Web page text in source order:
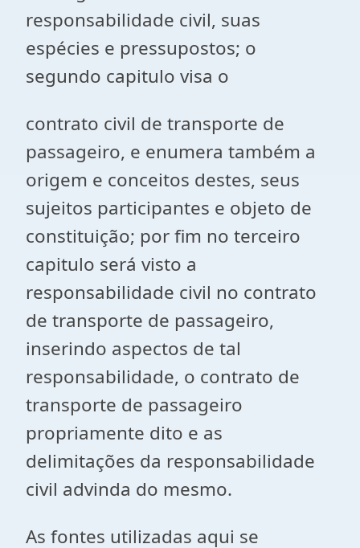
responsabilidade civil, suas
espécies e pressupostos; o
segundo capitulo visa o
contrato civil de transporte de
passageiro, e enumera também a
origem e conceitos destes, seus
sujeitos participantes e objeto de
constituição; por fim no terceiro
capitulo será visto a
responsabilidade civil no contrato
de transporte de passageiro,
inserindo aspectos de tal
responsabilidade, o contrato de
transporte de passageiro
propriamente dito e as
delimitações da responsabilidade
civil advinda do mesmo.
As fontes utilizadas aqui se